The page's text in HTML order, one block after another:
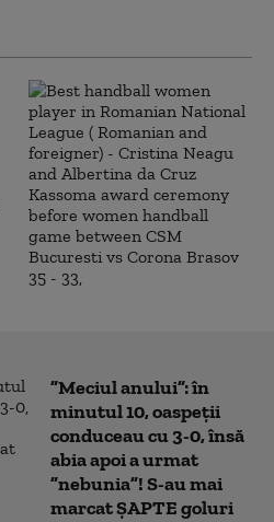
”Meciul anului”: în
minutul 10, oaspeții
conduceau cu 3-0, însă
abia apoi a urmat
”nebunia”! S-au mai
marcat ȘAPTE goluri